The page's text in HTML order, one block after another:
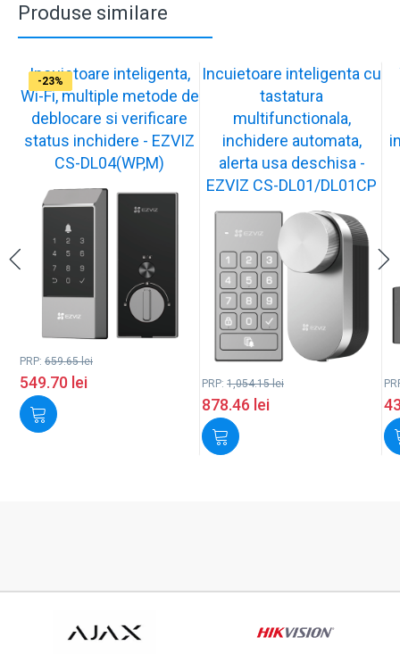
Produse similare
-17%
Incuietoare inteligenta,
Wi-Fi, multiple metode de
deblocare si verificare
status inchidere - EZVIZ
CS-DL04(WP,M)
PRP: 659.65lei
549.70 lei
-17%
Incuietoare inteligenta cu
tastatura
multifunctionala,
inchidere automata,
alerta usa deschisa -
EZVIZ CS-DL01/DL01CP
PRP: 1,054.15lei
878.46 lei
-17%
-17%
-17%
-17%
-17%
-19%
-21%
-23%